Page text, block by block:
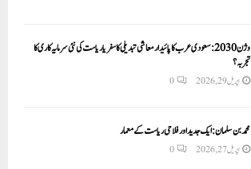
وژن 2030:سعودی عرب کا پائیدار معاشی تبدیلی کا سفر یا ریاست کی نئی سرمایہ کاری کا
تجربہ؟
اپریل 29, 2026 0
محمد بن سلمان: ایک جدید اور فلاحی ریاست کے معمار
اپریل 27, 2026 0